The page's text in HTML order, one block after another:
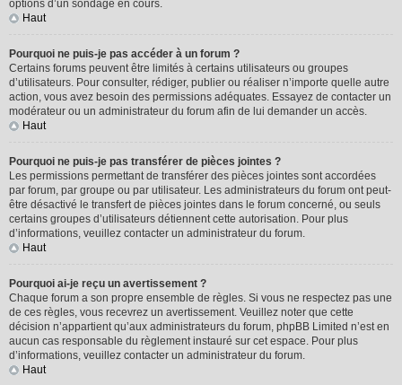
options d’un sondage en cours.
Haut
Pourquoi ne puis-je pas accéder à un forum ?
Certains forums peuvent être limités à certains utilisateurs ou groupes
d’utilisateurs. Pour consulter, rédiger, publier ou réaliser n’importe quelle autre
action, vous avez besoin des permissions adéquates. Essayez de contacter un
modérateur ou un administrateur du forum afin de lui demander un accès.
Haut
Pourquoi ne puis-je pas transférer de pièces jointes ?
Les permissions permettant de transférer des pièces jointes sont accordées
par forum, par groupe ou par utilisateur. Les administrateurs du forum ont peut-
être désactivé le transfert de pièces jointes dans le forum concerné, ou seuls
certains groupes d’utilisateurs détiennent cette autorisation. Pour plus
d’informations, veuillez contacter un administrateur du forum.
Haut
Pourquoi ai-je reçu un avertissement ?
Chaque forum a son propre ensemble de règles. Si vous ne respectez pas une
de ces règles, vous recevrez un avertissement. Veuillez noter que cette
décision n’appartient qu’aux administrateurs du forum, phpBB Limited n’est en
aucun cas responsable du règlement instauré sur cet espace. Pour plus
d’informations, veuillez contacter un administrateur du forum.
Haut